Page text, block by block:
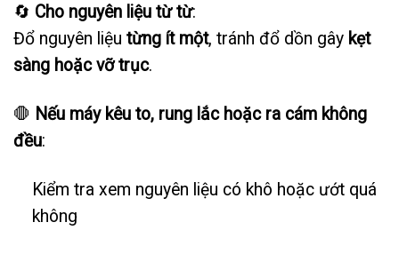
🔄 Cho nguyên liệu từ từ:
Đổ nguyên liệu từng ít một, tránh đổ dồn gây kẹt
sàng hoặc vỡ trục.
🛑 Nếu máy kêu to, rung lắc hoặc ra cám không
đều:
Kiểm tra xem nguyên liệu có khô hoặc ướt quá
không